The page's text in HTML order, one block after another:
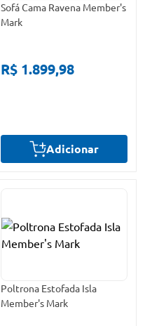
Sofá Cama Ravena Member's
Mark
R$ 1.899,98
Adicionar
Poltrona Estofada Isla
Member's Mark